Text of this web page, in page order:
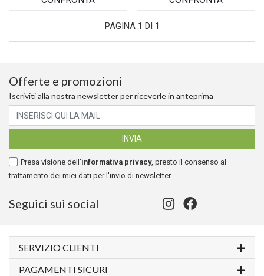
PAGINA 1 DI 1
Offerte e promozioni
Iscriviti alla nostra newsletter per riceverle in anteprima
Presa visione dell'informativa privacy, presto il consenso al
trattamento dei miei dati per l'invio di newsletter.
Seguici sui social
SERVIZIO CLIENTI
PAGAMENTI SICURI